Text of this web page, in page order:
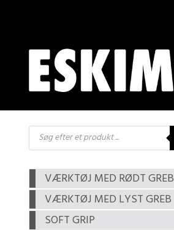
Products
search
VÆRKTØJ MED RØDT GREB
VÆRKTØJ MED LYST GREB
SOFT GRIP